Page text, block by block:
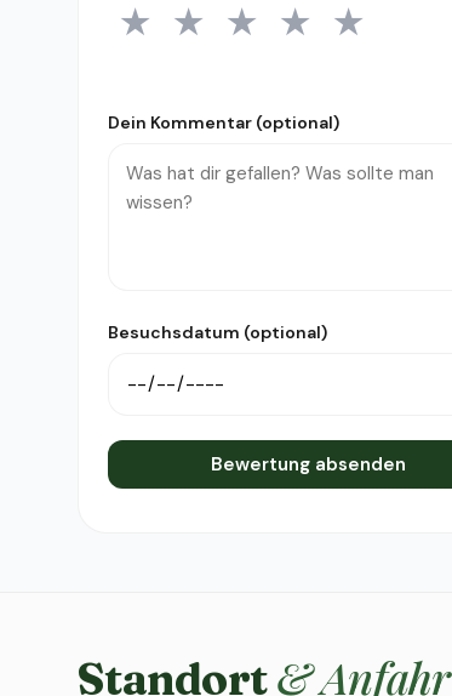
1 Stern
★ 2 Sterne
★ 3 Sterne
★ 4 Sterne
★ 5
★
Dein Kommentar (optional)
Besuchsdatum (optional)
Bewertung absenden
Standort&